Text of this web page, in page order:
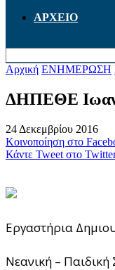
ΑΡΧΕΙΟ
Αρχική ΕΝΗΜΕΡΩΣΗ
ΔΗΠΕΘΕ
24 Δεκεμβρίου 2016
Κοινοποίηση στο
Κάντε Tweet στο
Εργαστήρια
Νεανική –